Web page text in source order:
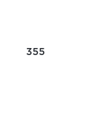
355